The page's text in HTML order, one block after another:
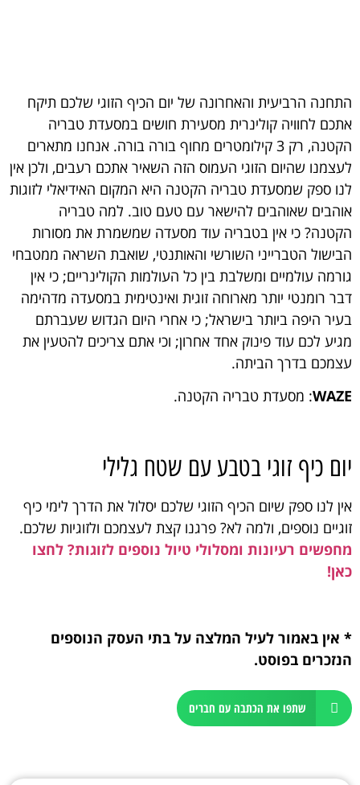
התחנה הרביעית והאחרונה של יום הכיף הזוגי שלכם תיקח
אתכם לחוויה קולינרית מסעירת חושים במסעדת טבריה
הקטנה, רק 3 קילומטרים מחוף בורה בורה. אנחנו מתארים
לעצמנו שהיום הזוגי העמוס הזה השאיר אתכם רעבים, ולכן אין
לנו ספק שמסעדת טבריה הקטנה היא המקום האידיאלי לזוגות
אוהבים שאוהבים להישאר עם טעם טוב. למה טבריה
הקטנה? כי אין בטבריה עוד מסעדה שמשמרת את מסורות
הבישול הטברייני השורשי והאותנטי, שואבת השראה ממטבחי
גורמה עולמיים ומשלבת בין כל העולמות הקולינריים; כי אין
דבר רומנטי יותר מארוחה זוגית ואינטימית במסעדה מדהימה
בעיר היפה ביותר בישראל; כי אחרי היום הגדוש שעברתם
מגיע לכם עוד פינוק אחד אחרון; וכי אתם צריכים להטעין את
עצמכם בדרך הביתה.
WAZE: מסעדת טבריה הקטנה.
יום כיף זוגי בטבע עם שטח גלילי
אין לנו ספק שיום הכיף הזוגי שלכם יסלול את הדרך לימי כיף
זוגיים נוספים, ולמה לא? פרגנו קצת לעצמכם ולזוגיות שלכם.
מחפשים רעיונות ומסלולי טיול נוספים לזוגות? לחצו
כאן!
* אין באמור לעיל המלצה על בתי העסק הנוספים
הנזכרים בפוסט.
שתפו את הכתבה עם חברים